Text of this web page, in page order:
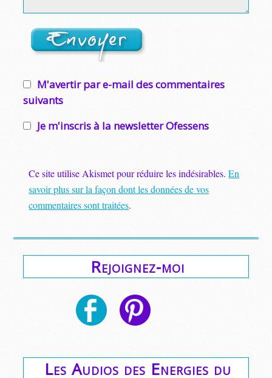
M'avertir par e-mail des commentaires
suivants
Je m'inscris à la newsletter Ofessens
Ce site utilise Akismet pour réduire les indésirables.En
savoir plus sur la façon dont les données de vos
commentaires sont traitées.
Rejoignez-moi
Les Audios des Energies du